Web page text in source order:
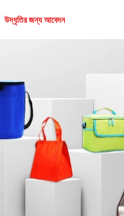
উদ্ধৃতির জন্য আবেদন